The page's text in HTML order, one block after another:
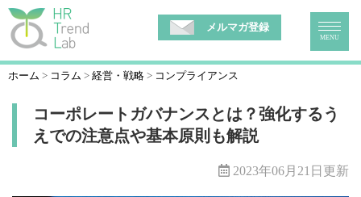
メルマガ登録
MENU
ホーム コラム 経営・戦略 コンプライアンス
コーポレートガバナンスとは？強化するう
えでの注意点や基本原則も解説
2023年06月21日更新